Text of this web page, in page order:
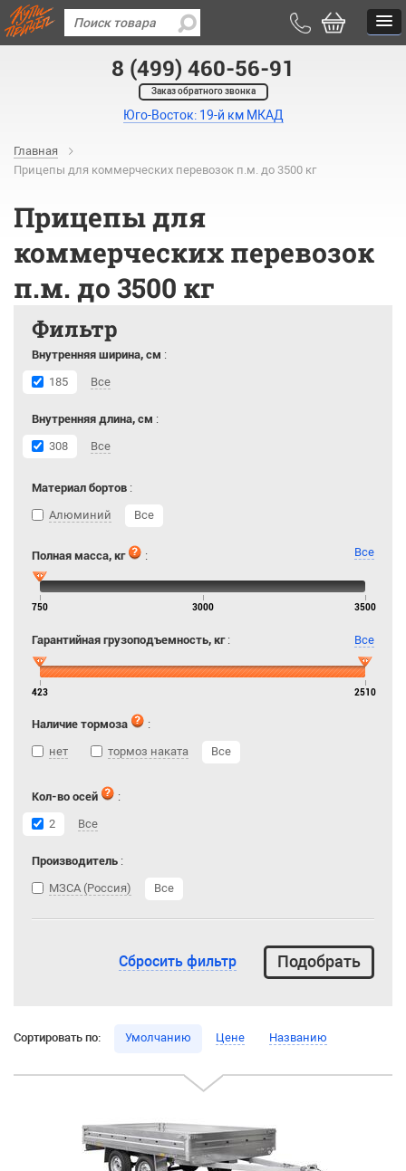
8 (499) 460-56-91
Заказ обратного звонка
Юго-Восток: 19-й км МКАД
Главная
Прицепы для коммерческих перевозок п.м. до 3500 кг
Прицепы для
коммерческих перевозок
п.м. до 3500 кг
Фильтр
Внутренняя ширина, см :
185
Все
Внутренняя длина, см :
308
Все
Материал бортов :
Алюминий
Все
Полная масса, кг : Все
750 3000 3500
Гарантийная грузоподъемность, кг: Все
423 2510
Наличие тормоза
:
нет
тормоз наката Все
Кол-во осей
:
2
Все
Производитель :
МЗСА (Россия)
Все
Сбросить фильтр
Сортировать по: Умолчанию Цене Названию